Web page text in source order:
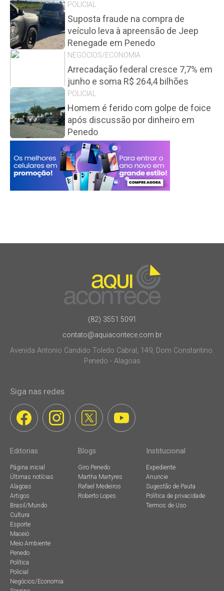
POLICIAL
Suposta fraude na compra de
veículo leva à apreensão de Jeep
Renegade em Penedo
NEGÓCIOS/ECONOMIA
Arrecadação federal cresce 7,7% em
junho e soma R$ 264,4 bilhões
POLICIAL
Homem é ferido com golpe de foice
após discussão por dinheiro em
Penedo
(82) 3551.5091
contato@aquiacontece.com.br
Avenida Antonio Candido Toledo Cabral, 149, Dom Constantino.
Penedo - Alagoas
Siga nas redes
Editorias
Página inicial
Últimas notícias
Alagoas
Artigos
Brasil/Mundo
Cultura
Esporte
Maceió
Meio Ambiente
Penedo
Política
Policial
Negócios/Economia
Blogs
Giro Penedo
Martha Martyres
Rafael Medeiros
Roberto Lopes
Institucional
Expediente
Anuncie
Sugestão de Pauta
Política de privacidade
Termos de Uso